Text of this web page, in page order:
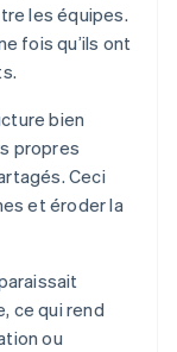
les équipes.
fois qu’ils ont
bien
propres
Ceci
et éroder la
ce qui rend
ou